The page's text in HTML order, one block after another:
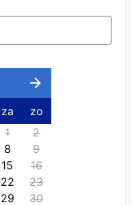
za
zo
1
2
8
9
15
16
22
23
29
30